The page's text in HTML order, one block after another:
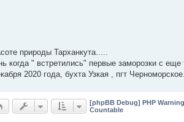
природы Тарханкута.....
когда " встретились" первые заморозки с
2020 года, бухта Узкая , пгт
[phpBB Debug] PHP Warning
Countable